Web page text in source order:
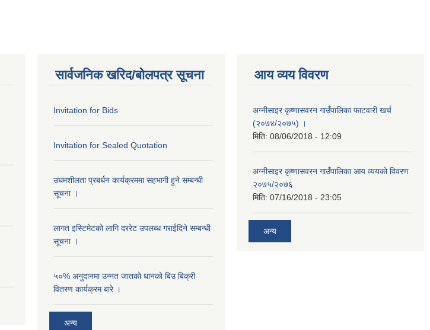
सार्वजनिक खरिद/बोलपत्र सूचना
Invitation for Bids
Invitation for Sealed Quotation
उघमशीलता प्रबर्धन कार्यक्रममा सहभागी हुने सम्बन्धी
सूचना ।
लागत इस्टिमेटको लागि दररेट उपलब्ध गराईदिने सम्बन्धी
सूचना ।
५०% अनुदानमा उन्नत जातको धानको बिउ बिक्री
वितरण कार्यक्रम बारे ।
अन्य
आय व्यय विवरण
अग्नीसाइर कृष्णासवरन गाउँपालिका फाटवारी खर्च
(२०७४/२०७५) ।
मिति: 08/06/2018 - 12:09
अग्नीसाइर कृष्णासवरन गाउँपालिका आय व्ययको विवरण
२०७५/२०७६
मिति: 07/16/2018 - 23:05
अन्य